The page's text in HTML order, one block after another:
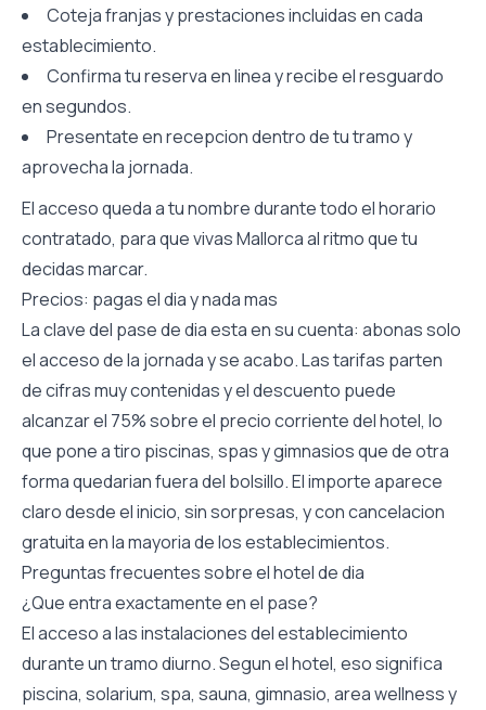
Coteja franjas y prestaciones incluidas en cada
establecimiento.
Confirma tu reserva en linea y recibe el resguardo
en segundos.
Presentate en recepcion dentro de tu tramo y
aprovecha la jornada.
El acceso queda a tu nombre durante todo el horario
contratado, para que vivas Mallorca al ritmo que tu
decidas marcar.
Precios: pagas el dia y nada mas
La clave del pase de dia esta en su cuenta: abonas solo
el acceso de la jornada y se acabo. Las tarifas parten
de cifras muy contenidas y el descuento puede
alcanzar el 75% sobre el precio corriente del hotel, lo
que pone a tiro piscinas, spas y gimnasios que de otra
forma quedarian fuera del bolsillo. El importe aparece
claro desde el inicio, sin sorpresas, y con cancelacion
gratuita en la mayoria de los establecimientos.
Preguntas frecuentes sobre el hotel de dia
¿Que entra exactamente en el pase?
El acceso a las instalaciones del establecimiento
durante un tramo diurno. Segun el hotel, eso significa
piscina, solarium, spa, sauna, gimnasio, area wellness y